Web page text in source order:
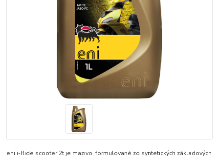
eni i-Ride scooter 2t je mazivo, formulované zo syntetických základových